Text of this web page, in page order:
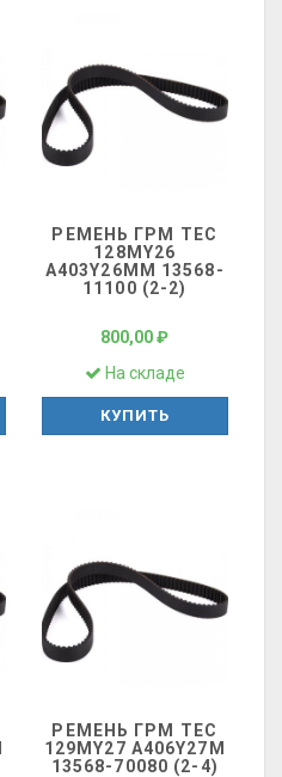
РЕМЕНЬ ГРМ ТЕС
128MY26
A403Y26MM 13568-
11100 (2-2)
800,00 ₽
На складе
КУПИТЬ
РЕМЕНЬ ГРМ ТЕС
129MY27 A406Y27M
13568-70080 (2-4)